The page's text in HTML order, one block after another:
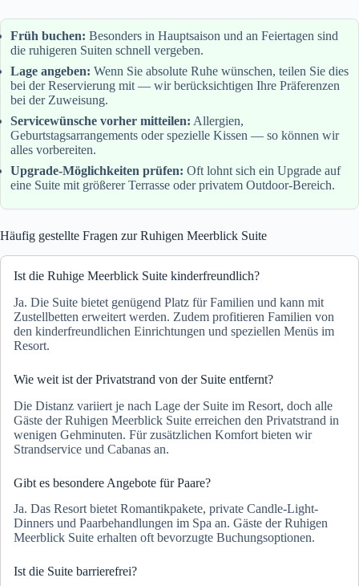
Früh buchen: Besonders in Hauptsaison und an Feiertagen sind
die ruhigeren Suiten schnell vergeben.
Lage angeben: Wenn Sie absolute Ruhe wünschen, teilen Sie dies
bei der Reservierung mit — wir berücksichtigen Ihre Präferenzen
bei der Zuweisung.
Servicewünsche vorher mitteilen: Allergien,
Geburtstagsarrangements oder spezielle Kissen — so können wir
alles vorbereiten.
Upgrade-Möglichkeiten prüfen: Oft lohnt sich ein Upgrade auf
eine Suite mit größerer Terrasse oder privatem Outdoor-Bereich.
Häufig gestellte Fragen zur Ruhigen Meerblick Suite
Ist die Ruhige Meerblick Suite kinderfreundlich?
Ja. Die Suite bietet genügend Platz für Familien und kann mit
Zustellbetten erweitert werden. Zudem profitieren Familien von
den kinderfreundlichen Einrichtungen und speziellen Menüs im
Resort.
Wie weit ist der Privatstrand von der Suite entfernt?
Die Distanz variiert je nach Lage der Suite im Resort, doch alle
Gäste der Ruhigen Meerblick Suite erreichen den Privatstrand in
wenigen Gehminuten. Für zusätzlichen Komfort bieten wir
Strandservice und Cabanas an.
Gibt es besondere Angebote für Paare?
Ja. Das Resort bietet Romantikpakete, private Candle-Light-
Dinners und Paarbehandlungen im Spa an. Gäste der Ruhigen
Meerblick Suite erhalten oft bevorzugte Buchungsoptionen.
Ist die Suite barrierefrei?